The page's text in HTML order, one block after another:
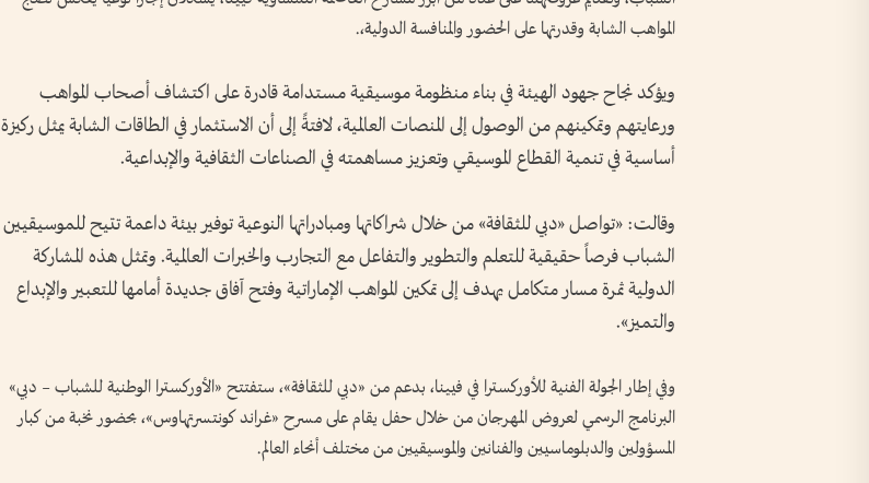
المواهب الشابة وقدرتها على الحضور والمنافسة الدولية،.
ويؤكد نجاح جهود الهيئة في بناء منظومة موسيقية مستدامة قادرة على اكتشاف أصحاب المواهب
ورعايتهم وتمكينهم من الوصول إلى المنصات العالمية، لافتةً إلى أن الاستثمار في الطاقات الشابة يمثل ركيزة
أساسية في تنمية القطاع الموسيقي وتعزيز مساهمته في الصناعات الثقافية والإبداعية.
وقالت: «تواصل «دبي للثقافة» من خلال شراكاتها ومبادراتها النوعية توفير بيئة داعمة تتيح للموسيقيين
الشباب فرصاً حقيقية للتعلم والتطوير والتفاعل مع التجارب والخبرات العالمية. وتمثل هذه المشاركة
الدولية ثمرة مسار متكامل يهدف إلى تمكين المواهب الإماراتية وفتح آفاق جديدة أمامها للتعبير والإبداع
والتميز».
وفي إطار الجولة الفنية للأوركسترا في فيينا، بدعم من «دبي للثقافة»، ستفتتح «الأوركسترا الوطنية للشباب – دبي»
البرنامج الرسمي لعروض المهرجان من خلال حفل يقام على مسرح «غراند كونتسرتهاوس»، بحضور نخبة من كبار
المسؤولين والدبلوماسيين والفنانين والموسيقيين من مختلف أنحاء العالم.